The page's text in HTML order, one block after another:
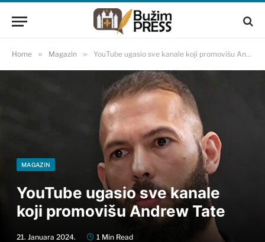
Home » Magazin » YouTube ugasio sve kanale koji promovišu Andrew Tate
MAGAZIN
YouTube ugasio sve kanale
koji promovišu Andrew Tate
21. Januara 2024. 1 Min Read